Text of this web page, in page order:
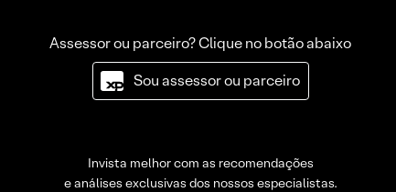
Assessor ou parceiro? Clique no botão abaixo
Sou assessor ou parceiro
Invista melhor com as recomendações
e análises exclusivas dos nossos especialistas.